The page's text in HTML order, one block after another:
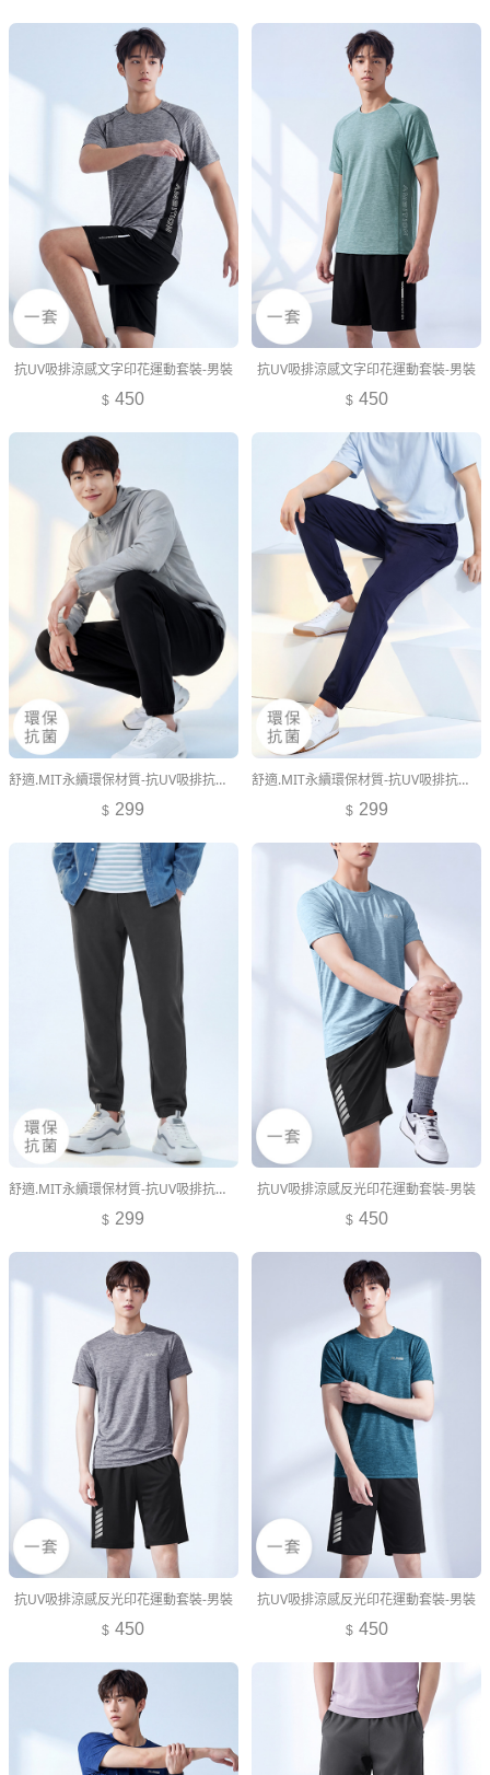
抗UV吸排涼感文字印花運動套裝-男裝
450
抗UV吸排涼感文字印花運動套裝-男裝
450
舒適.MIT永續環保材質-抗UV吸排抗菌束口長褲-男裝
299
舒適.MIT永續環保材質-抗UV吸排抗菌束口長褲-男裝
299
舒適.MIT永續環保材質-抗UV吸排抗菌束口長褲-男裝
299
抗UV吸排涼感反光印花運動套裝-男裝
450
抗UV吸排涼感反光印花運動套裝-男裝
450
抗UV吸排涼感反光印花運動套裝-男裝
450